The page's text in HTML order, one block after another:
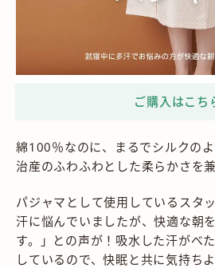
綿100％なのに、まるでシルクの
治産のふわふわとした柔らかさを
パジャマとして使用しているスタ
汗に悩んでいましたが、快適な朝
す。」との声が！吸水した汗がべ
しているので、快眠と共に気持ち